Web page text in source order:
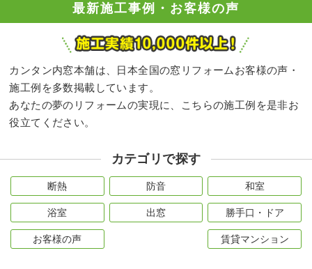
最新施工事例・お客様の声
カンタン内窓本舗は、日本全国の窓リフォームお客様の声・
施工例を多数掲載しています。
あなたの夢のリフォームの実現に、こちらの施工例を是非お
役立てください。
カテゴリで探す
断熱 防音 和室
浴室 出窓 勝手口・ドア
お客様の声 賃貸マンション